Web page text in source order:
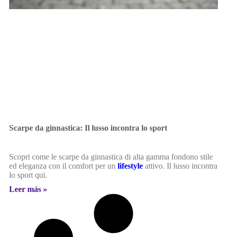
Scarpe da ginnastica: Il lusso incontra lo sport
Scopri come le scarpe da ginnastica di alta gamma fondono stile
ed eleganza con il comfort per un lifestyle attivo. Il lusso incontra
lo sport qui.
Leer más »